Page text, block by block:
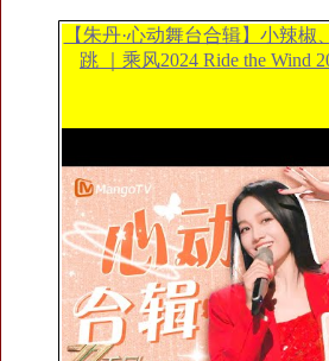
【朱丹·心动舞台合辑】小辣椒
跳 ｜乘风2024 Ride the Wind